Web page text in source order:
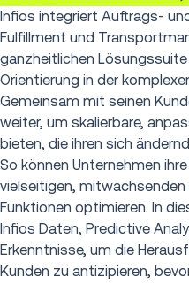
Infios integriert Auftrags-
Fulfillment und
ganzheitlichen
Orientierung in der
Gemeinsam mit seinen
weiter, um skalierbare,
bieten, die ihren sich
So können Unternehmen
vielseitigen,
Funktionen optimieren. In
Infios Daten, Predictive
Erkenntnisse, um die
Kunden zu antizipieren,